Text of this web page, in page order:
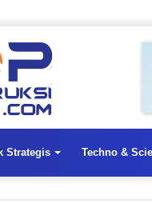
Strategis Techno &